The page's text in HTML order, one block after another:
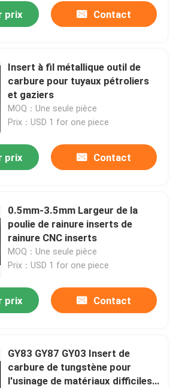
prix Contact
Insert à fil métallique outil de
carbure pour tuyaux pétroliers
et gaziers
MOQ：Une seule pièce
Prix：USD 1 for one piece
prix Contact
0.5mm-3.5mm Largeur de la
poulie de rainure inserts de
rainure CNC inserts
MOQ：Une seule pièce
Prix：USD 1 for one piece
prix Contact
GY83 GY87 GY03 Insert de
carbure de tungstène pour
l'usinage de matériaux difficiles à